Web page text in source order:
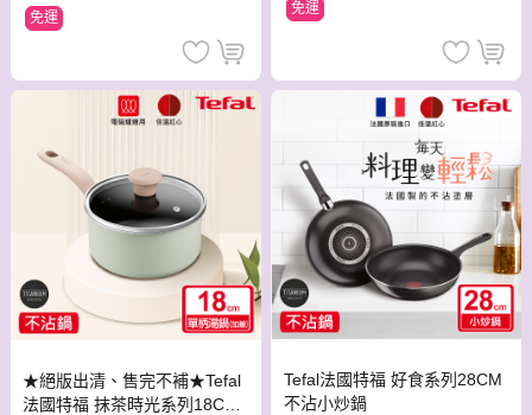
免運
免運
★絕版出清、售完不補★Tefal
法國特福 抹茶時光系列18CM
Tefal法國特福 好食系列28CM
不沾小炒鍋